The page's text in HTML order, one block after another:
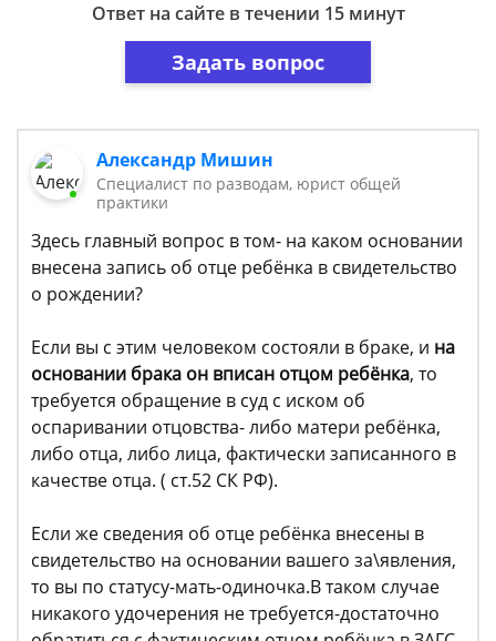
Ответ на сайте в течении 15 минут
Задать вопрос
Александр Мишин
Специалист по разводам, юрист общей
практики
Здесь главный вопрос в том- на каком основании
внесена запись об отце ребёнка в свидетельство
о рождении?
Если вы с этим человеком состояли в браке, и на
основании брака он вписан отцом ребёнка, то
требуется обращение в суд с иском об
оспаривании отцовства- либо матери ребёнка,
либо отца, либо лица, фактически записанного в
качестве отца. ( ст.52 СК РФ).
Если же сведения об отце ребёнка внесены в
свидетельство на основании вашего за\явления,
то вы по статусу-мать-одиночка.В таком случае
никакого удочерения не требуется-достаточно